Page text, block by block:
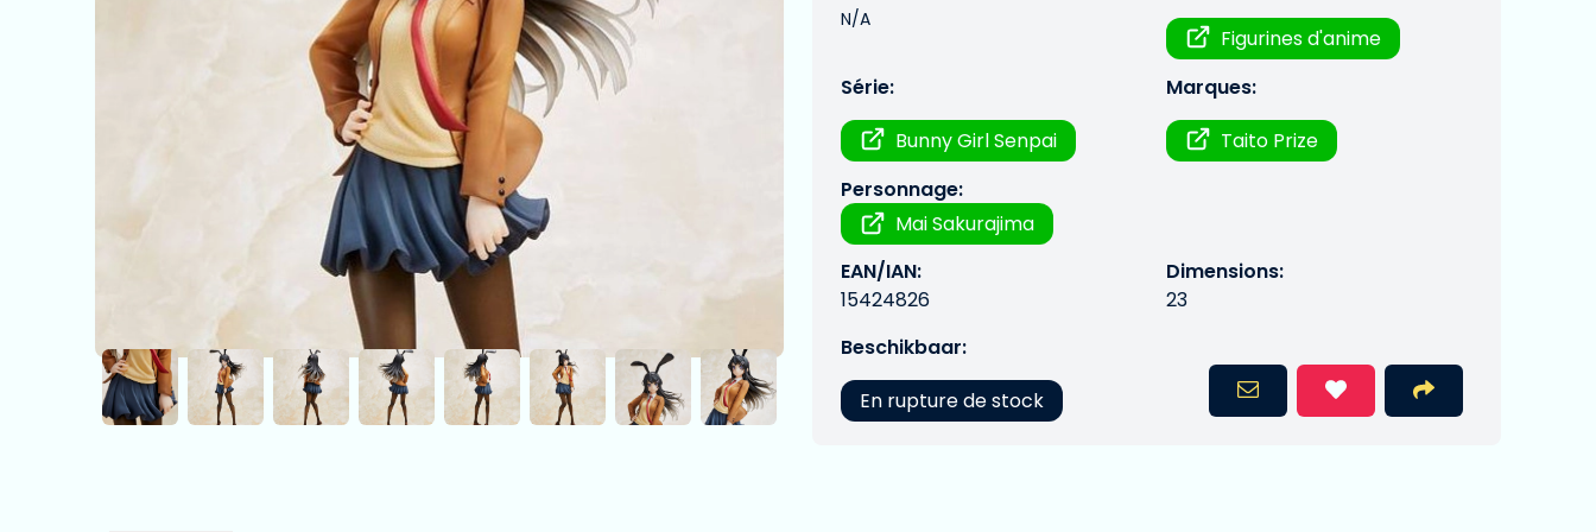
N/A
Figurines d'anime
Série:
Bunny Girl Senpai
Marques:
Taito Prize
Personnage:
Mai Sakurajima
EAN/IAN:
15424826
Dimensions:
23
Beschikbaar:
En rupture de stock